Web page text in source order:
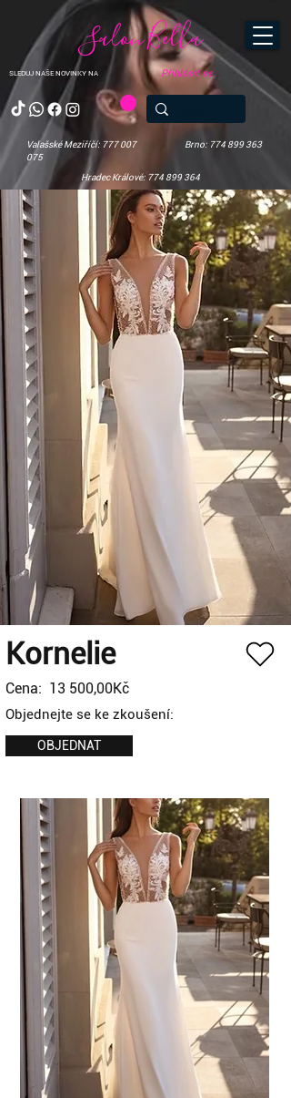
SLEDUJ NAŠE NOVINKY NA
Salon Bella
Valašské Meziříčí: 777 007
075
Brno: 774 899 363
Hradec Králové: 774 899 364
Přihlásit se
Kornelie
Cena: 13 500,00Kč
Objednejte se ke zkoušení:
OBJEDNAT